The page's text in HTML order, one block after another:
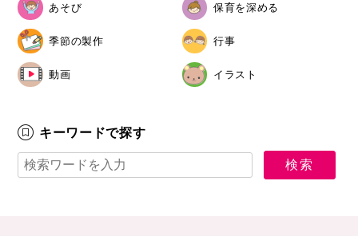
あそび 保育を深める
季節の製作 行事
動画 イラスト
キーワードで探す